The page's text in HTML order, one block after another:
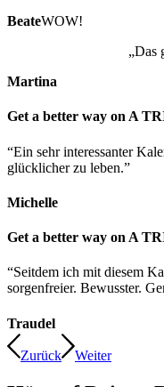
BeateWOW!
„Das
Martina
Get a better way on A
“Ein sehr interessanter
glücklicher zu leben.”
Michelle
Get a better way on A
“Seitdem ich mit diesem
sorgenfreier. Bewusster.
Traudel
Zurück Weiter